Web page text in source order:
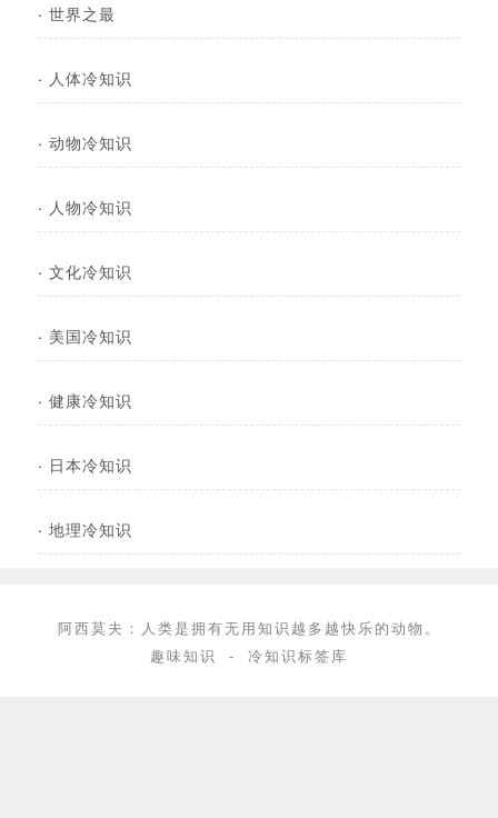
· 世界之最
· 人体冷知识
· 动物冷知识
· 人物冷知识
· 文化冷知识
· 美国冷知识
· 健康冷知识
· 日本冷知识
· 地理冷知识
阿西莫夫：人类是拥有无用知识越多越快乐的动物。
趣味知识
- 冷知识标签库